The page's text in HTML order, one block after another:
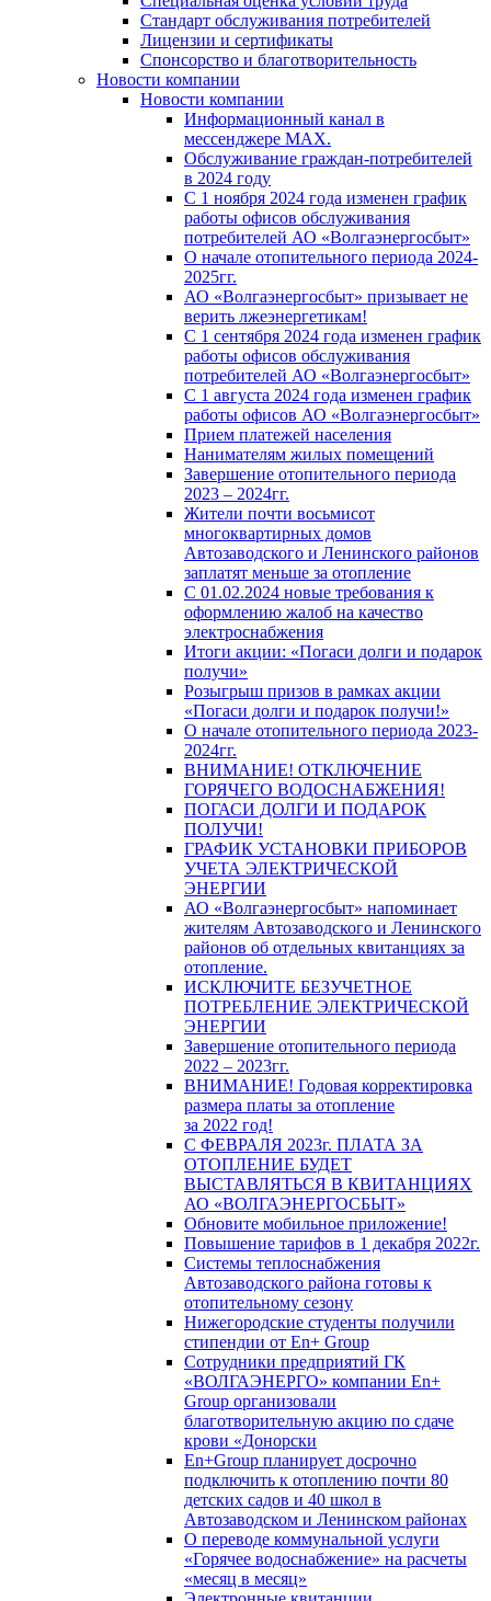
Стандарт обслуживания потребителей
Лицензии и сертификаты
Спонсорство и благотворительность
Новости компании
Новости компании
Информационный канал в
мессенджере MAX.
Обслуживание граждан-потребителей
в 2024 году
С 1 ноября 2024 года изменен график
работы офисов обслуживания
потребителей АО «Волгаэнергосбыт»
О начале отопительного периода 2024-
2025гг.
АО «Волгаэнергосбыт» призывает не
верить лжеэнергетикам!
С 1 сентября 2024 года изменен график
работы офисов обслуживания
потребителей АО «Волгаэнергосбыт»
С 1 августа 2024 года изменен график
работы офисов АО «Волгаэнергосбыт»
Прием платежей населения
Нанимателям жилых помещений
Завершение отопительного периода
2023 – 2024гг.
Жители почти восьмисот
многоквартирных домов
Автозаводского и Ленинского районов
заплатят меньше за отопление
С 01.02.2024 новые требования к
оформлению жалоб на качество
электроснабжения
Итоги акции: «Погаси долги и подарок
получи»
Розыгрыш призов в рамках акции
«Погаси долги и подарок получи!»
О начале отопительного периода 2023-
2024гг.
ВНИМАНИЕ! ОТКЛЮЧЕНИЕ
ГОРЯЧЕГО ВОДОСНАБЖЕНИЯ!
ПОГАСИ ДОЛГИ И ПОДАРОК
ПОЛУЧИ!
ГРАФИК УСТАНОВКИ ПРИБОРОВ
УЧЕТА ЭЛЕКТРИЧЕСКОЙ
ЭНЕРГИИ
АО «Волгаэнергосбыт» напоминает
жителям Автозаводского и Ленинского
районов об отдельных квитанциях за
отопление.
ИСКЛЮЧИТЕ БЕЗУЧЕТНОЕ
ПОТРЕБЛЕНИЕ ЭЛЕКТРИЧЕСКОЙ
ЭНЕРГИИ
Завершение отопительного периода
2022 – 2023гг.
ВНИМАНИЕ! Годовая корректировка
размера платы за отопление
за 2022 год!
С ФЕВРАЛЯ 2023г. ПЛАТА ЗА
ОТОПЛЕНИЕ БУДЕТ
ВЫСТАВЛЯТЬСЯ В КВИТАНЦИЯХ
АО «ВОЛГАЭНЕРГОСБЫТ»
Обновите мобильное приложение!
Повышение тарифов в 1 декабря 2022г.
Системы теплоснабжения
Автозаводского района готовы к
отопительному сезону
Нижегородские студенты получили
стипендии от En+ Group
Сотрудники предприятий ГК
«ВОЛГАЭНЕРГО» компании En+
Group организовали
благотворительную акцию по сдаче
крови «Донорски
En+Group планирует досрочно
подключить к отоплению почти 80
детских садов и 40 школ в
Автозаводском и Ленинском районах
О переводе коммунальной услуги
«Горячее водоснабжение» на расчеты
«месяц в месяц»